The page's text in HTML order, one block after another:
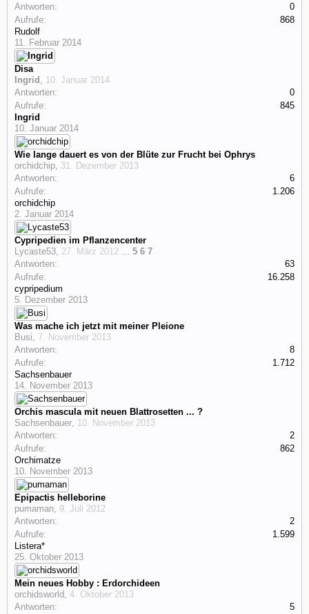
Antworten:
0
Aufrufe:
868
Rudolf
11. Februar 2014
Disa
Ingrid , 10. Januar 2014
Antworten:
0
Aufrufe:
845
Ingrid
10. Januar 2014
Wie lange dauert es von der Blüte zur Frucht bei Ophrys
orchidchip, 31. Dezember 2013
Antworten:
6
Aufrufe:
1.206
orchidchip
2. Januar 2014
Cypripedien im Pflanzencenter
Lycaste53, 27. März 2012 ... 5 6 7
Antworten:
63
Aufrufe:
16.258
cypripedium
5. Dezember 2013
Was mache ich jetzt mit meiner Pleione
Busi, 7. November 2013
Antworten:
8
Aufrufe:
1.712
Sachsenbauer
14. November 2013
Orchis mascula mit neuen Blattrosetten ... ?
Sachsenbauer, 10. November 2013
Antworten:
2
Aufrufe:
862
Orchimatze
10. November 2013
Epipactis helleborine
pumaman, 9. Juli 2012
Antworten:
2
Aufrufe:
1.599
Listera*
25. Oktober 2013
Mein neues Hobby : Erdorchideen
orchidsworld, 4. Oktober 2013
Antworten:
5